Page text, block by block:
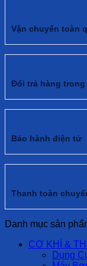
Vận chuyển toàn
Đổi trả hàng trong
Bảo hành điện tử
Thanh toàn
Danh mục sản
CƠ KHÍ &
Dụng